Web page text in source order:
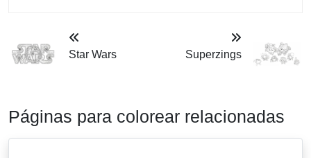
Star Wars Superzings
Páginas para colorear relacionadas